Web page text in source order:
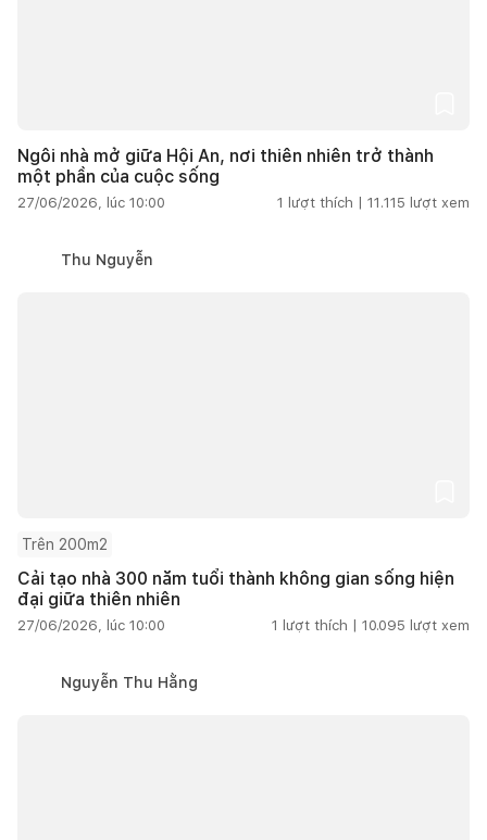
Ngôi nhà mở giữa Hội An, nơi thiên nhiên trở thành
một phần của cuộc sống
27/06/2026, lúc 10:00 1 lượt thích | 11.115 lượt xem
Thu Nguyễn
Trên 200m2
Cải tạo nhà 300 năm tuổi thành không gian sống hiện
đại giữa thiên nhiên
27/06/2026, lúc 10:00 1 lượt thích | 10.095 lượt xem
Nguyễn Thu Hằng